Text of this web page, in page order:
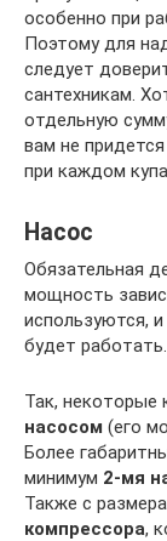
особенно при
Поэтому для
следует
сантехникам.
отдельную
вам не
при каждом
Насос
Обязательная
мощность
используются,
будет работать.
Так, некоторые
насосом (его
Более
минимум 2-мя
Также с
компрессора,